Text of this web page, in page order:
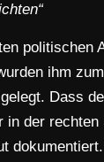
politischen
ihm
Dass
in der rechten